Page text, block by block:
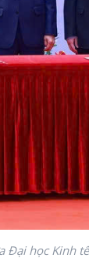
học Kinh